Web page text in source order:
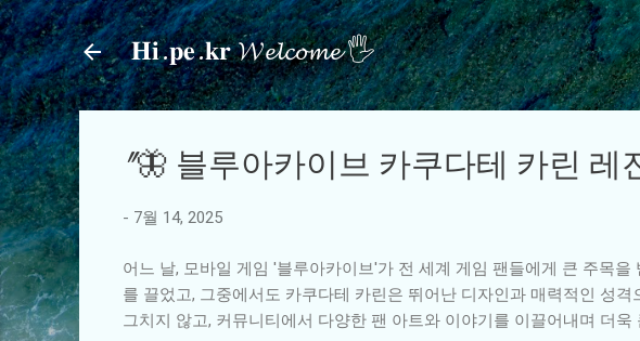
𝐇𝐢.𝐩𝐞.𝐤𝐫 𝓦𝓮𝓵𝓬𝓸𝓶𝓮 🖐
"🦋 블루아카이브 카쿠다테 카린 레
- 7월 14, 2025
어느 날, 모바일 게임 '블루아카이브'가 전 세계 게임 팬들에게 큰 주목
를 끌었고, 그중에서도 카쿠다테 카린은 뛰어난 디자인과 매력적인 성
그치지 않고, 커뮤니티에서 다양한 팬 아트와 이야기를 이끌어내며 더욱